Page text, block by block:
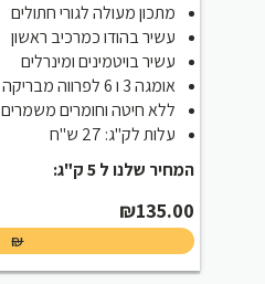
מתכון מעולה לגורי חתולים
עשיר בהודו כמרכיב ראשון
עשיר בויטמינים ומינרלים
אומגה 3 ו 6 לפרווה מבריקה
ללא חיטה וחומרים משמרים
עלות לק"ג: 27 ש"ח
המחיר שלנו ל 5 ק"ג:
₪135.00
₪